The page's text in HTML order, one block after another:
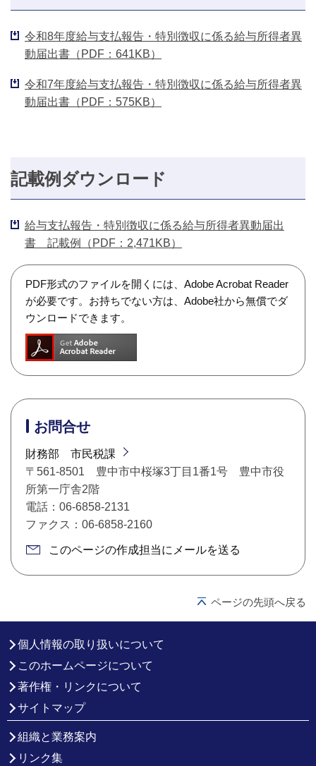
令和8年度給与支払報告・特別徴収に係る給与所得者異
動届出書（PDF：641KB）
令和7年度給与支払報告・特別徴収に係る給与所得者異
動届出書（PDF：575KB）
記載例ダウンロード
給与支払報告・特別徴収に係る給与所得者異動届出
書 記載例（PDF：2,471KB）
PDF形式のファイルを開くには、Adobe Acrobat Reader
が必要です。お持ちでない方は、Adobe社から無償でダ
ウンロードできます。
お問合せ
財務部 市民税課
〒561-8501 豊中市中桜塚3丁目1番1号 豊中市役
所第一庁舎2階
電話：06-6858-2131
ファクス：06-6858-2160
このページの作成担当にメールを送る
ページの先頭へ戻る
個人情報の取り扱いについて
このホームページについて
著作権・リンクについて
サイトマップ
組織と業務案内
リンク集